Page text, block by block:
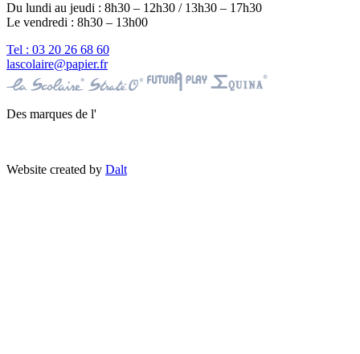
Du lundi au jeudi : 8h30 – 12h30 / 13h30 – 17h30
Le vendredi : 8h30 – 13h00
Tel : 03 20 26 68 60
lascolaire@papier.fr
Des marques de l'
Website created by Dalt